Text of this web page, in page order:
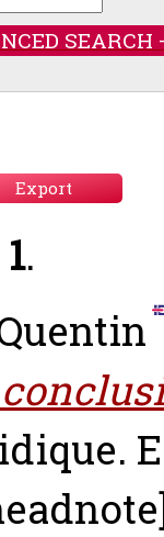
SEARCH
1.